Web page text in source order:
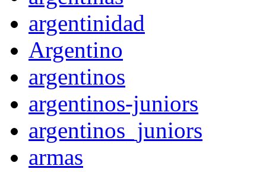
argentinidad
Argentino
argentinos
argentinos-juniors
argentinos_juniors
armas